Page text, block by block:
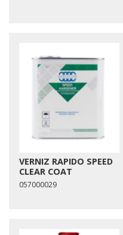
VERNIZ RAPIDO SPEED
CLEAR COAT
057000029